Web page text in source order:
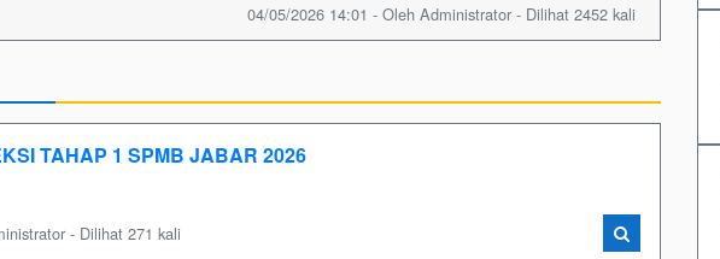
04/05/2026 14:01 - Oleh Administrator - Dilihat 2452 kali
TAHAP 1 SPMB JABAR 2026
- Dilihat 271 kali